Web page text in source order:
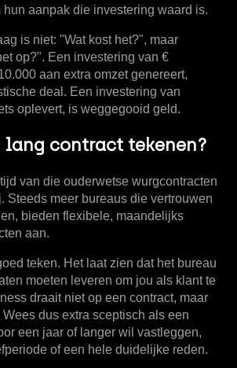
aanpak die investering waard is.
is niet: "Wat kost het?", maar
op?". Een investering van €
aan extra omzet genereert,
deal. Een investering van
oplevert, is weggegooid geld.
lang contract tekenen?
van die ouderwetse wurgcontracten
Steeds meer bureaus die vertrouwen
bieden flexibele, maandelijks
aan.
teken. Het laat zien dat het bureau
moeten leveren om jou als klant te
draait niet op een contract, maar
dus extra sceptisch als een
een jaar of langer wil vastleggen,
of een hele duidelijke reden.